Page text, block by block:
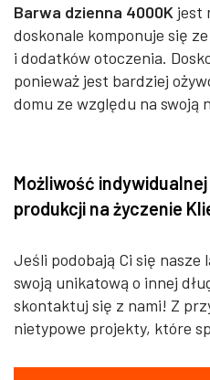
Barwa dzienna 4000K jest
doskonale komponuje się
i dodatków otoczenia.
ponieważ jest bardziej
domu ze względu na swoją
Możliwość
produkcji na życzenie
Jeśli podobają Ci się nasze
swoją unikatową o innej
skontaktuj się z nami! Z
nietypowe projekty, które